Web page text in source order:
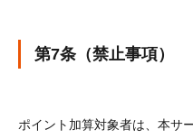
第7条（禁止事項）
ポイント加算対象者は、本サ